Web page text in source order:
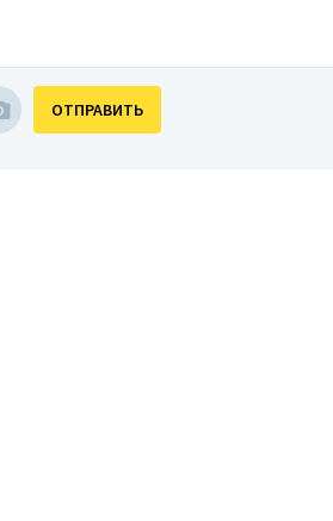
ОТПРАВИТЬ